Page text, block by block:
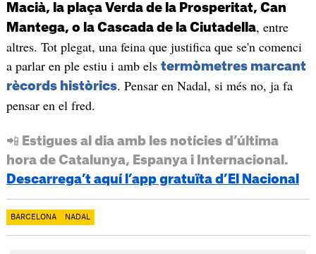
Macià, la plaça Verda de la Prosperitat, Can
Mantega, o la Cascada de la Ciutadella, entre
altres. Tot plegat, una feina que justifica que se'n comenci
a parlar en ple estiu i amb els termòmetres marcant
rècords històrics. Pensar en Nadal, si més no, ja fa
pensar en el fred.
📲 Estigues al dia amb les notícies d’última
hora de Catalunya, Espanya i Internacional.
Descarrega’t aquí l’app gratuïta d’El Nacional
BARCELONA NADAL